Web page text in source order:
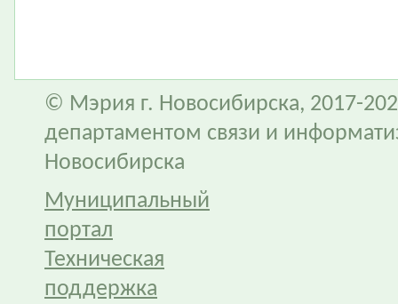
© Мэрия г. Новосибирска, 2017-
департаментом связи и
Новосибирска
Муниципальный
портал
Техническая
поддержка